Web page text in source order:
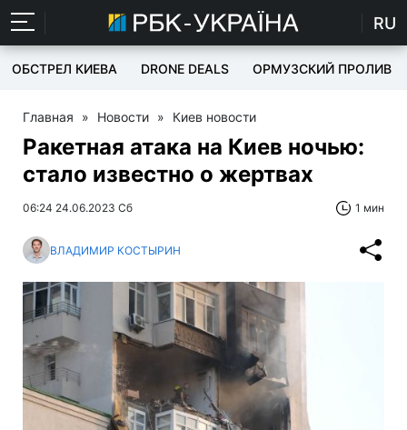
RU
ОБСТРЕЛ КИЕВА DRONE DEALS ОРМУЗСКИЙ ПРОЛИВ
Главная » Новости » Киев новости
Ракетная атака на Киев ночью:
стало известно о жертвах
06:24 24.06.2023 Сб 1 мин
ВЛАДИМИР КОСТЫРИН